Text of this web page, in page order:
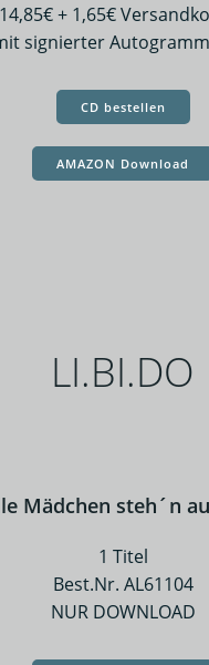
14,85€ + 1,65€
signierter
CD bestellen
AMAZON Download
LI.BI.DO
Mädchen steh´n
1 Titel
Best.Nr. AL61104
NUR DOWNLOAD